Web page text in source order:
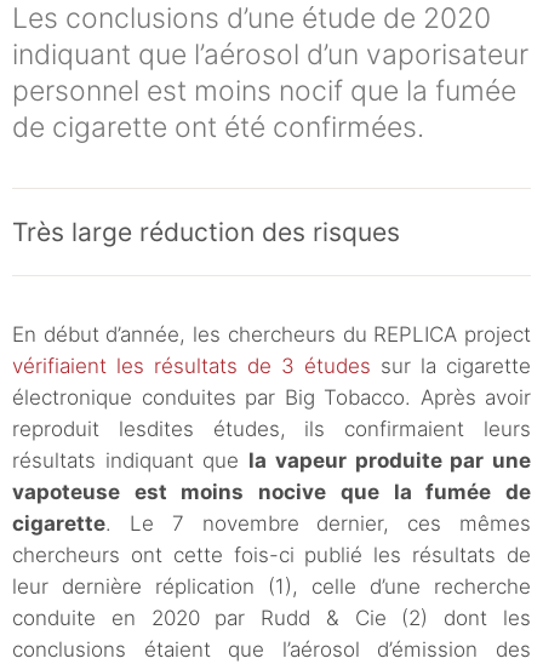
Les conclusions d’une étude de 2020
indiquant que l’aérosol d’un vaporisateur
personnel est moins nocif que la fumée
de cigarette ont été confirmées.
Très large réduction des risques
En début d’année, les chercheurs du REPLICA project
vérifiaient les résultats de 3 études sur la cigarette
électronique conduites par Big Tobacco. Après avoir
reproduit lesdites études, ils confirmaient leurs
résultats indiquant que la vapeur produite par une
vapoteuse est moins nocive que la fumée de
cigarette. Le 7 novembre dernier, ces mêmes
chercheurs ont cette fois-ci publié les résultats de
leur dernière réplication (1), celle d’une recherche
conduite en 2020 par Rudd & Cie (2) dont les
conclusions étaient que l’aérosol d’émission des